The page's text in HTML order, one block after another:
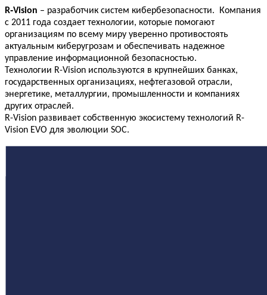
R‑Vision – разработчик систем кибербезопасности. Компания
с 2011 года создает технологии, которые помогают
организациям по всему миру уверенно противостоять
актуальным киберугрозам и обеспечивать надежное
управление информационной безопасностью.
Технологии R-Vision используются в крупнейших банках,
государственных организациях, нефтегазовой отрасли,
энергетике, металлургии, промышленности и компаниях
других отраслей.
R-Vision развивает собственную экосистему технологий R-
Vision EVO для эволюции SOC.